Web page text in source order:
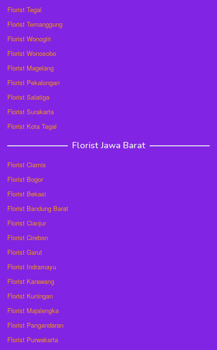
Florist Tegal
Florist Temanggung
Florist Wonogiri
Florist Wonosobo
Florist Magelang
Florist Pekalongan
Florist Salatiga
Florist Surakarta
Florist Kota Tegal
Florist Jawa Barat
Florist Ciamis
Florist Bogor
Florist Bekasi
Florist Bandung Barat
Florist Cianjur
Florist Cirebon
Florist Garut
Florist Indramayu
Florist Karawang
Florist Kuningan
Florist Majalengka
Florist Pangandaran
Florist Purwakarta